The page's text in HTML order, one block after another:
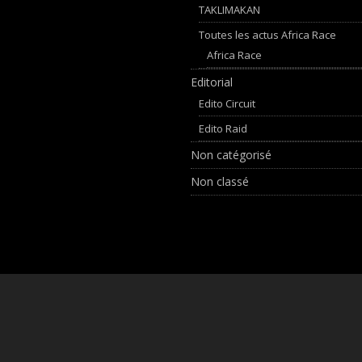
TAKLIMAKAN
Toutes les actus Africa Race
Africa Race
Editorial
Edito Circuit
Edito Raid
Non catégorisé
Non classé